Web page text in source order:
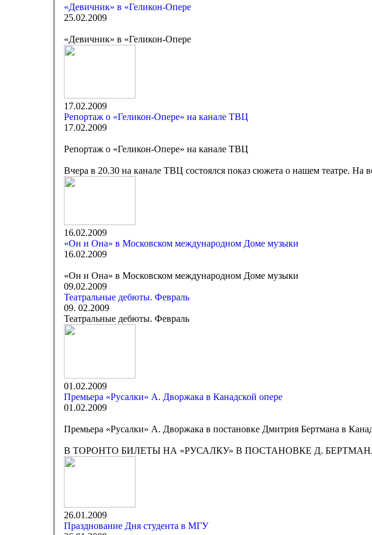
«Девичник» в «Геликон-Опере
25.02.2009
«Девичник» в «Геликон-Опере
17.02.2009
Репортаж о «Геликон-Опере» на канале ТВЦ
17.02.2009
Репортаж о «Геликон-Опере» на канале ТВЦ
Вчера в 20.30 на канале ТВЦ состоялся показ сюжета о нашем театре. На
16.02.2009
«Он и Она» в Московском международном Доме музыки
16.02.2009
«Он и Она» в Московском международном Доме музыки
09.02.2009
Театральные дебюты. Февраль
09. 02.2009
Театральные дебюты. Февраль
01.02.2009
Премьера «Русалки» А. Дворжака в Канадской опере
01.02.2009
Премьера «Русалки» А. Дворжака в постановке Дмитрия Бертмана в
В ТОРОНТО БИЛЕТЫ НА «РУСАЛКУ» В ПОСТАНОВКЕ Д.
26.01.2009
Празднование Дня студента в МГУ